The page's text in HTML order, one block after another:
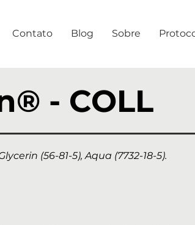
Contato Blog Sobre
- COLL
(56-81-5), Aqua (7732-18-5).